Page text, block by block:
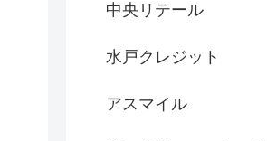
中央リテール
水戸クレジット
アスマイル